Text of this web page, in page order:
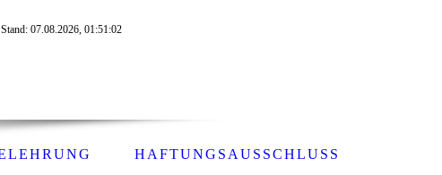
Stand: 07.08.2026, 01:51:02
HAFTUNGSAUSSCHLUSS